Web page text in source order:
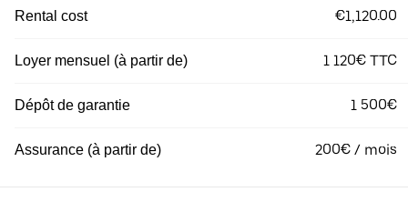
Rental cost €1,120.00
Loyer mensuel (à partir de) 1 120€ TTC
Dépôt de garantie 1 500€
Assurance (à partir de) 200€ / mois